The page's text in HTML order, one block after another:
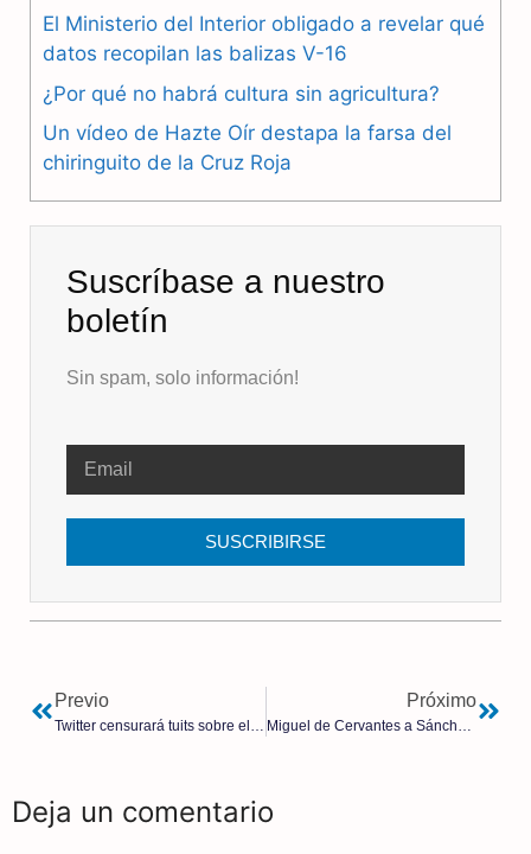
o
k
a
m
p
p
El Ministerio del Interior obligado a revelar qué
datos recopilan las balizas V-16
¿Por qué no habrá cultura sin agricultura?
Un vídeo de Hazte Oír destapa la farsa del
chiringuito de la Cruz Roja
Suscríbase a nuestro
boletín
Sin spam, solo información!
SUSCRIBIRSE
Previo Próximo
Deja un comentario